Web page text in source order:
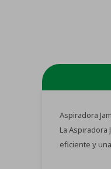
Aspiradora
La
eficiente y